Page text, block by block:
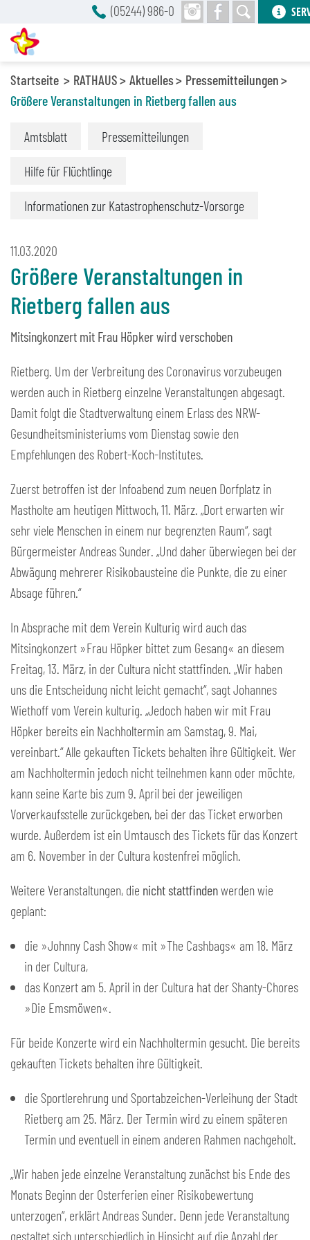
Startseite RATHAUS Aktuelles
Pressemitteilungen
Größere Veranstaltungen in Rietberg fallen aus
Amtsblatt Pressemitteilungen
Hilfe für Flüchtlinge
Informationen zur Katastrophenschutz-Vorsorge
11.03.2020
Größere Veranstaltungen in
Rietberg fallen aus
Mitsingkonzert mit Frau Höpker wird verschoben
Rietberg. Um der Verbreitung des Coronavirus vorzubeugen
werden auch in Rietberg einzelne Veranstaltungen abgesagt.
Damit folgt die Stadtverwaltung einem Erlass des NRW-
Gesundheitsministeriums vom Dienstag sowie den
Empfehlungen des Robert-Koch-Institutes.
Zuerst betroffen ist der Infoabend zum neuen Dorfplatz in
Mastholte am heutigen Mittwoch, 11. März. „Dort erwarten wir
sehr viele Menschen in einem nur begrenzten Raum“, sagt
Bürgermeister Andreas Sunder. „Und daher überwiegen bei der
Abwägung mehrerer Risikobausteine die Punkte, die zu einer
Absage führen.“
In Absprache mit dem Verein Kulturig wird auch das
Mitsingkonzert »Frau Höpker bittet zum Gesang« an diesem
Freitag, 13. März, in der Cultura nicht stattfinden. „Wir haben
uns die Entscheidung nicht leicht gemacht“, sagt Johannes
Wiethoff vom Verein kulturig. „Jedoch haben wir mit Frau
Höpker bereits ein Nachholtermin am Samstag, 9. Mai,
vereinbart.“ Alle gekauften Tickets behalten ihre Gültigkeit. Wer
am Nachholtermin jedoch nicht teilnehmen kann oder möchte,
kann seine Karte bis zum 9. April bei der jeweiligen
Vorverkaufsstelle zurückgeben, bei der das Ticket erworben
wurde. Außerdem ist ein Umtausch des Tickets für das Konzert
am 6. November in der Cultura kostenfrei möglich.
Weitere Veranstaltungen, die nicht stattfindenwerden wie
geplant:
die »Johnny Cash Show« mit »The Cashbags« am 18. März
in der Cultura,
das Konzert am 5. April in der Cultura hat der Shanty-Chores
»Die Emsmöwen«.
Für beide Konzerte wird ein Nachholtermin gesucht. Die bereits
gekauften Tickets behalten ihre Gültigkeit.
die Sportlerehrung und Sportabzeichen-Verleihung der Stadt
Rietberg am 25. März. Der Termin wird zu einem späteren
Termin und eventuell in einem anderen Rahmen nachgeholt.
„Wir haben jede einzelne Veranstaltung zunächst bis Ende des
Monats Beginn der Osterferien einer Risikobewertung
unterzogen“, erklärt Andreas Sunder. Denn jede Veranstaltung
gestaltet sich unterschiedlich in Hinsicht auf die Anzahl der
(05244) 986-0